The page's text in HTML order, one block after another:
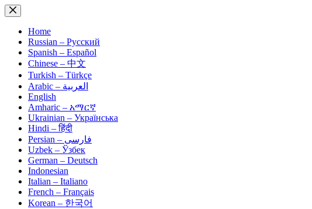
Skip
to
contentHome
Russian – Русский
Spanish – Español
Chinese – 中文
Turkish – Türkçe
Arabic – العربية
English
Amharic – አማርኛ
Ukrainian – Українська
Hindi – हिंदी
Persian – فارسی
Uzbek – Ўзбек
German – Deutsch
Indonesian
Italian – Italiano
French – Français
Korean – 한국어